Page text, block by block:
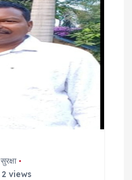
सुरक्षा
2 views